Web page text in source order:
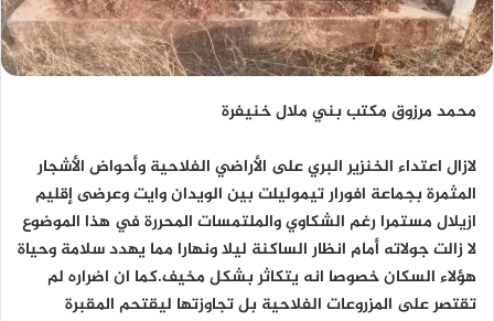
محمد مرزوق مكتب بني ملال خنيفرة
لازال اعتداء الخنزير البري على الأراضي الفلاحية وأحواض الأشجار
المثمرة بجماعة افورار تيموليلت بين الويدان وايت وعرضى إقليم
ازيلال مستمرا رغم الشكاوي والملتمسات المحررة في هذا الموضوع
لا زالت جولاته أمام انظار الساكنة ليلا ونهارا مما يهدد سلامة وحياة
هؤلاء السكان خصوصا انه يتكاثر بشكل مخيف.كما ان اضراره لم
تقتصر على المزروعات الفلاحية بل تجاوزتها ليقتحم المقبرة